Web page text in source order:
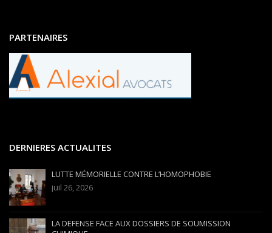
PARTENAIRES
DERNIERES ACTUALITES
LUTTE MÉMORIELLE CONTRE L’HOMOPHOBIE
juil 26, 2026
LA DEFENSE FACE AUX DOSSIERS DE SOUMISSION